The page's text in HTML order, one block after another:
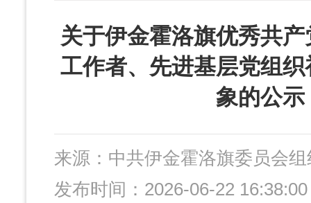
关于伊金霍洛旗优秀共
工作者、先进基层党组
象的公示
来源： 中共伊金霍洛旗委员会
发布时间：2026-06-22 16:38:00